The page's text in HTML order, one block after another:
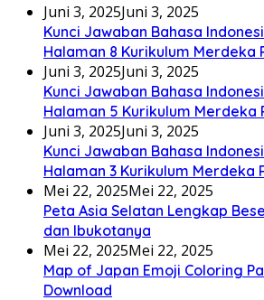
Juni 3, 2025Juni 3, 2025
Kunci Jawaban Bahasa
Halaman 8 Kurikulum Merdeka
Juni 3, 2025Juni 3, 2025
Kunci Jawaban Bahasa
Halaman 5 Kurikulum Merdeka
Juni 3, 2025Juni 3, 2025
Kunci Jawaban Bahasa
Halaman 3 Kurikulum Merdeka
Mei 22, 2025Mei 22, 2025
Peta Asia Selatan Lengkap
dan Ibukotanya
Mei 22, 2025Mei 22, 2025
Map of Japan Emoji Coloring
Download